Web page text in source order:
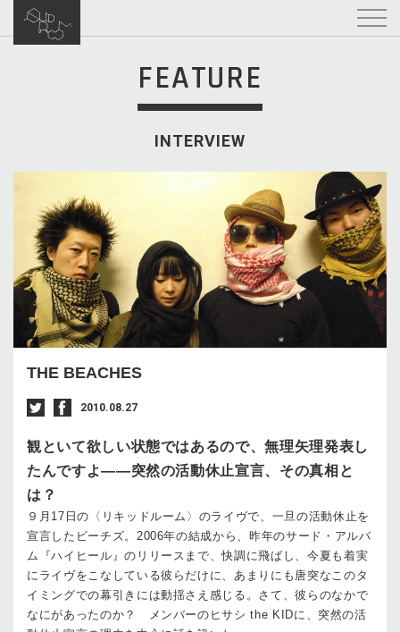
FEATURE
INTERVIEW
THE BEACHES
2010.08.27
観といて欲しい状態ではあるので、無理矢理発表し
たんですよ——突然の活動休止宣言、その真相と
は？
９月17日の〈リキッドルーム〉のライヴで、一旦の活動休止を
宣言したビーチズ。2006年の結成から、昨年のサード・アルバ
ム『ハイヒール』のリリースまで、快調に飛ばし、今夏も着実
にライヴをこなしている彼らだけに、あまりにも唐突なこのタ
イミングでの幕引きには動揺さえ感じる。さて、彼らのなかで
なにがあったのか？ メンバーのヒサシ the KIDに、突然の活